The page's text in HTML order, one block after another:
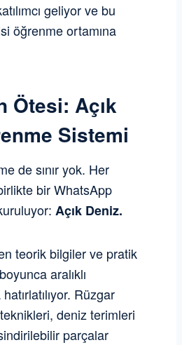
geliyor ve bu
öğrenme ortamına
Ötesi: Açık
Sistemi
de sınır yok. Her
bir WhatsApp
Açık Deniz.
teorik bilgiler ve pratik
aralıklı
Rüzgar
deniz terimleri
parçalar